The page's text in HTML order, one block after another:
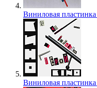
Виниловая
Виниловая